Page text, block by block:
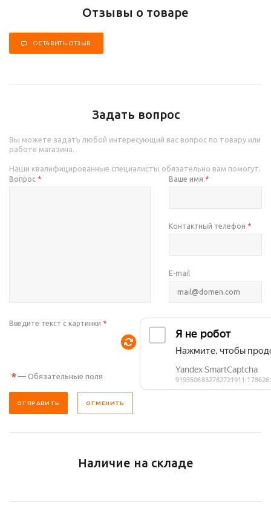
Отзывы о товаре
ОСТАВИТЬ ОТЗЫВ
Задать вопрос
Вы можете задать любой интересующий вас вопрос по товару или
работе магазина.
Наши квалифицированные специалисты обязательно вам помогут.
Вопрос * Ваше имя *
Контактный телефон *
E-mail
Введите текст с картинки *
* — Обязательные поля
ОТМЕНИТЬ
Наличие на складе